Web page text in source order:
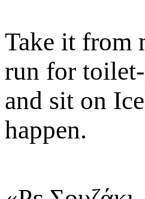
Take it from
run for toilet-
and sit on
happen.